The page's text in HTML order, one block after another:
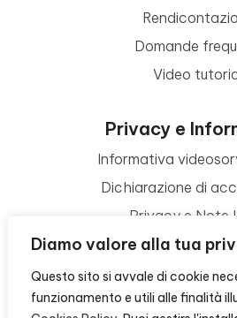
Diamo valore alla tua
Questo sito si avvale di cookie
funzionamento e utili alle finalità
Domande
Video
Privacy e
Informativa
Dichiarazione di
Privacy e Note
Termini di
Cookie
Contattaci